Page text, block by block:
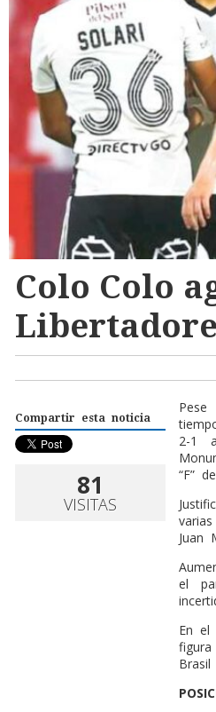
Colo Colo
Compartir esta noticia
81
VISITAS
2-1
“F”
Juan
el
En el